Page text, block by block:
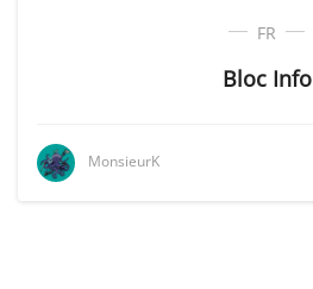
FR
Bloc Info
MonsieurK